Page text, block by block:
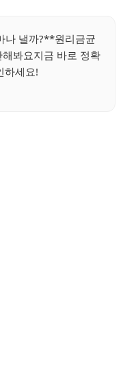
나 낼까?**원리금균
봐요지금 바로 정확
하세요!